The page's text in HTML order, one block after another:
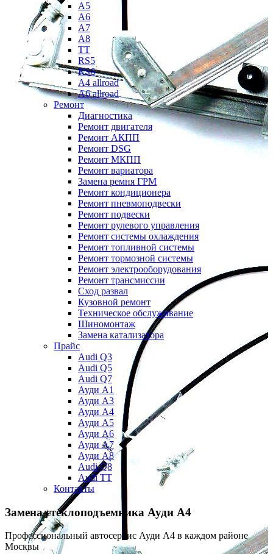
A5
A6
A7
A8
TT
RS5
RS6
A4 allroad
A6 allroad
Ремонт
Диагностика
Ремонт двигателя
Ремонт АКПП
Ремонт DSG
Ремонт МКПП
Ремонт вариатора
Замена ремня ГРМ
Ремонт кондиционера
Ремонт пневмоподвески
Ремонт подвески
Ремонт рулевого управления
Ремонт системы охлаждения
Ремонт топливной системы
Ремонт тормозной системы
Ремонт электрооборудования
Ремонт трансмиссии
Сход развал
Кузовной ремонт
Техническое обслуживание
Шиномонтаж
Замена катализатора
Прайс
Audi Q3
Audi Q5
Audi Q7
Ауди А1
Ауди А3
Ауди А4
Ауди A5
Ауди А6
Ауди А7
Ауди A8
Audi Q8
Audi TT
Контакты
Замена стеклоподъемника Ауди А4
Профессиональный автосервис Ауди А4 в каждом районе
Москвы